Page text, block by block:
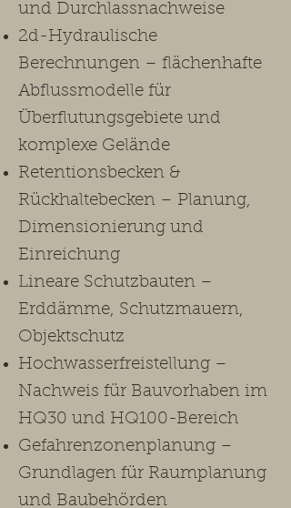
und Durchlassnachweise
2d-Hydraulische
Berechnungen – flächenhafte
Abflussmodelle für
Überflutungsgebiete und
komplexe Gelände
Retentionsbecken &
Rückhaltebecken – Planung,
Dimensionierung und
Einreichung
Lineare Schutzbauten –
Erddämme, Schutzmauern,
Objektschutz
Hochwasserfreistellung –
Nachweis für Bauvorhaben im
HQ30 und HQ100-Bereich
Gefahrenzonenplanung –
Grundlagen für Raumplanung
und Baubehörden